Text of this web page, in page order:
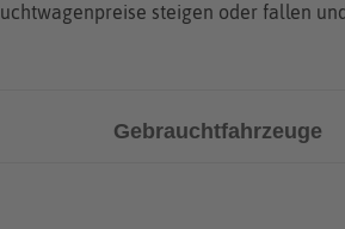
steigen oder fallen
Gebrauchtfahrzeuge